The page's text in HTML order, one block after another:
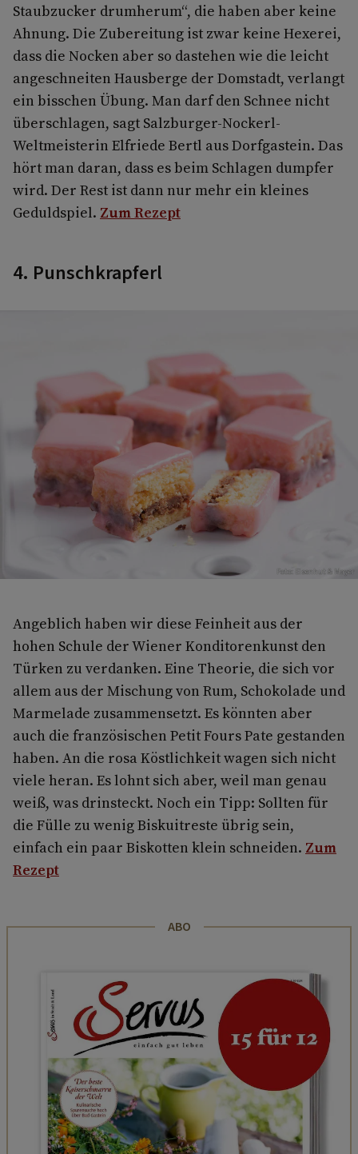
Staubzucker drumherum“, die haben aber keine
Ahnung. Die Zubereitung ist zwar keine Hexerei,
dass die Nocken aber so dastehen wie die leicht
angeschneiten Hausberge der Domstadt, verlangt
ein bisschen Übung. Man darf den Schnee nicht
überschlagen, sagt Salzburger-Nockerl-
Weltmeisterin Elfriede Bertl aus Dorfgastein. Das
hört man daran, dass es beim Schlagen dumpfer
wird. Der Rest ist dann nur mehr ein kleines
Geduldspiel. Zum Rezept
4. Punschkrapferl
Foto: Eisenhut & Mayer
Angeblich haben wir diese Feinheit aus der
hohen Schule der Wiener Konditorenkunst den
Türken zu verdanken. Eine Theorie, die sich vor
allem aus der Mischung von Rum, Schokolade und
Marmelade zusammensetzt. Es könnten aber
auch die französischen Petit Fours Pate gestanden
haben. An die rosa Köstlichkeit wagen sich nicht
viele heran. Es lohnt sich aber, weil man genau
weiß, was drinsteckt. Noch ein Tipp: Sollten für
die Fülle zu wenig Biskuitreste übrig sein,
einfach ein paar Biskotten klein schneiden. Zum
Rezept
ABO